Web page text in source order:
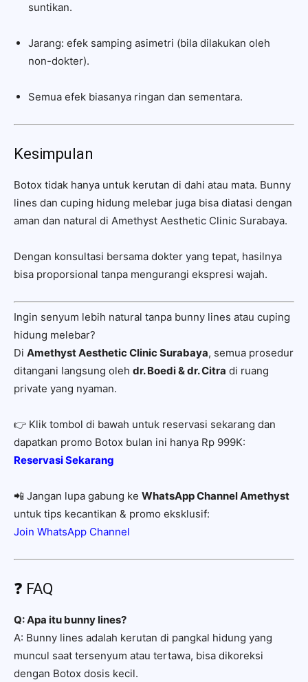
suntikan.
Jarang: efek samping asimetri (bila dilakukan oleh
non-dokter).
Semua efek biasanya ringan dan sementara.
Kesimpulan
Botox tidak hanya untuk kerutan di dahi atau mata. Bunny
lines dan cuping hidung melebar juga bisa diatasi dengan
aman dan natural di Amethyst Aesthetic Clinic Surabaya.
Dengan konsultasi bersama dokter yang tepat, hasilnya
bisa proporsional tanpa mengurangi ekspresi wajah.
Ingin senyum lebih natural tanpa bunny lines atau cuping
hidung melebar?
Di Amethyst Aesthetic Clinic Surabaya, semua prosedur
ditangani langsung oleh dr. Boedi & dr. Citra di ruang
private yang nyaman.
👉 Klik tombol di bawah untuk reservasi sekarang dan
dapatkan promo Botox bulan ini hanya Rp 999K:
Reservasi Sekarang
📲 Jangan lupa gabung ke WhatsApp Channel Amethyst
untuk tips kecantikan & promo eksklusif:
Join WhatsApp Channel
❓ FAQ
Q: Apa itu bunny lines?
A: Bunny lines adalah kerutan di pangkal hidung yang
muncul saat tersenyum atau tertawa, bisa dikoreksi
dengan Botox dosis kecil.